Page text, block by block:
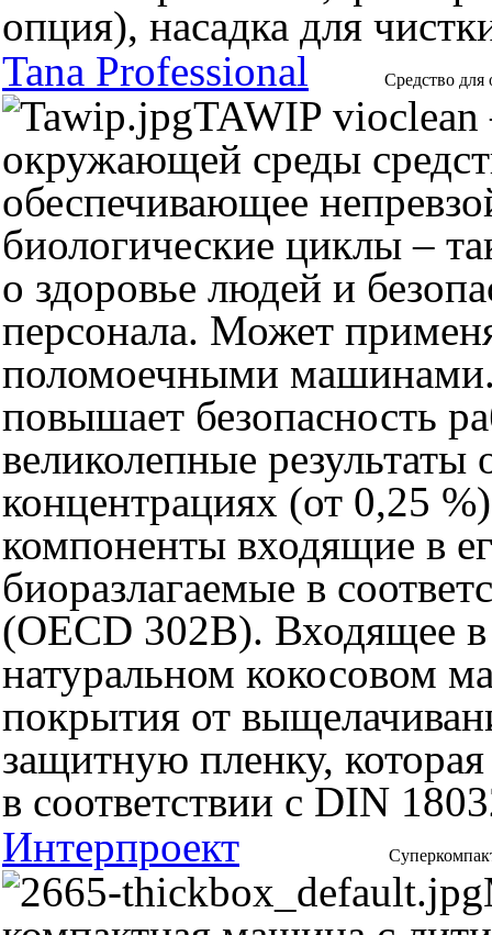
опция), насадка для
Tana Professional
Cредство
TAWIP vioclean
окружающей среды
обеспечивающее
биологические циклы –
о здоровье людей и
персонала. Может
поломоечными
повышает безопасность
великолепные
концентрациях (от 0,25
компоненты входящие в
биоразлагаемые в
(OECD 302B). Входящее
натуральном кокосовом
покрытия от
защитную пленку,
в соответствии с DIN
Интерпроект